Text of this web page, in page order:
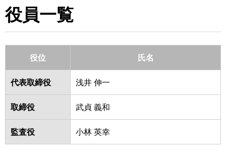
役員一覧
役位 氏名
代表取締役 浅井 伸一
取締役 武貞 義和
監査役 ⼩林 英幸